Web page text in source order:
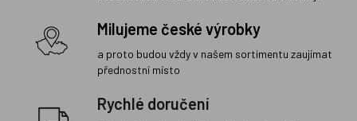
Milujeme české výrobky
a proto budou vždy v našem sortimentu zaujímat
přednostní místo
Rychlé doručení